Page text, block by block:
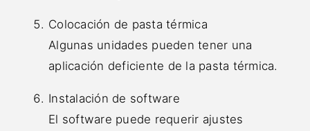
Colocación de pasta térmica
Algunas unidades pueden tener una
aplicación deficiente de la pasta térmica.
Instalación de software
El software puede requerir ajustes